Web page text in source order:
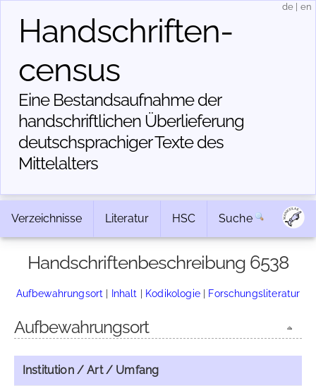
Handschriften­
census
Eine Bestandsaufnahme der
handschriftlichen Über­lieferung
deutschsprachiger Texte des
Mittelalters
de en
Verzeichnisse Literatur HSC Suche
Handschriftenbeschreibung 6538
Aufbewahrungsort | Inhalt | Kodikologie| Forschungsliteratur
Aufbewahrungsort
Institution / Art / Umfang